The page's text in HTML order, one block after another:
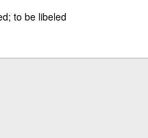
to be libeled